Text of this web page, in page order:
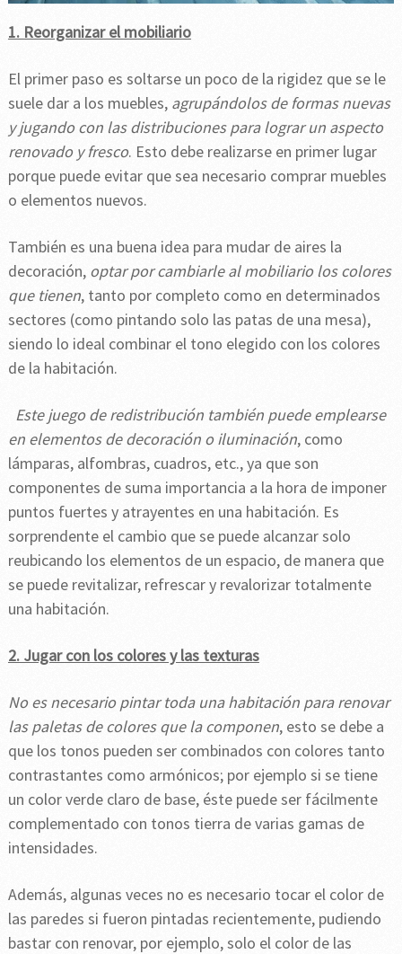
1. Reorganizar el mobiliario
El primer paso es soltarse un poco de la rigidez que se le
suele dar a los muebles, agrupándolos de formas nuevas
y jugando con las distribuciones para lograr un aspecto
renovado y fresco. Esto debe realizarse en primer lugar
porque puede evitar que sea necesario comprar muebles
o elementos nuevos.
También es una buena idea para mudar de aires la
decoración, optar por cambiarle al mobiliario los colores
que tienen, tanto por completo como en determinados
sectores (como pintando solo las patas de una mesa),
siendo lo ideal combinar el tono elegido con los colores
de la habitación.
Este juego de redistribución también puede emplearse
en elementos de decoración o iluminación, como
lámparas, alfombras, cuadros, etc., ya que son
componentes de suma importancia a la hora de imponer
puntos fuertes y atrayentes en una habitación. Es
sorprendente el cambio que se puede alcanzar solo
reubicando los elementos de un espacio, de manera que
se puede revitalizar, refrescar y revalorizar totalmente
una habitación.
2. Jugar con los colores y las texturas
No es necesario pintar toda una habitación para renovar
las paletas de colores que la componen, esto se debe a
que los tonos pueden ser combinados con colores tanto
contrastantes como armónicos; por ejemplo si se tiene
un color verde claro de base, éste puede ser fácilmente
complementado con tonos tierra de varias gamas de
intensidades.
Además, algunas veces no es necesario tocar el color de
las paredes si fueron pintadas recientemente, pudiendo
bastar con renovar, por ejemplo, solo el color de las